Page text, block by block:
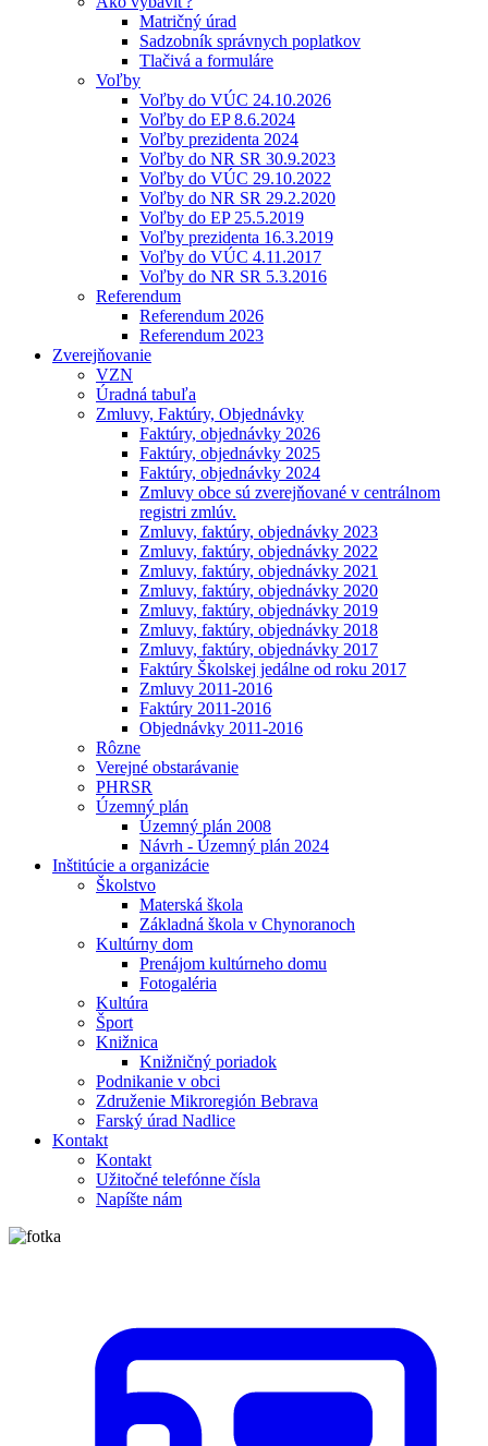
Matričný úrad
Sadzobník správnych poplatkov
Tlačivá a formuláre
Voľby
Voľby do VÚC 24.10.2026
Voľby do EP 8.6.2024
Voľby prezidenta 2024
Voľby do NR SR 30.9.2023
Voľby do VÚC 29.10.2022
Voľby do NR SR 29.2.2020
Voľby do EP 25.5.2019
Voľby prezidenta 16.3.2019
Voľby do VÚC 4.11.2017
Voľby do NR SR 5.3.2016
Referendum
Referendum 2026
Referendum 2023
Zverejňovanie
VZN
Úradná tabuľa
Zmluvy, Faktúry, Objednávky
Faktúry, objednávky 2026
Faktúry, objednávky 2025
Faktúry, objednávky 2024
Zmluvy obce sú zverejňované v centrálnom
registri zmlúv.
Zmluvy, faktúry, objednávky 2023
Zmluvy, faktúry, objednávky 2022
Zmluvy, faktúry, objednávky 2021
Zmluvy, faktúry, objednávky 2020
Zmluvy, faktúry, objednávky 2019
Zmluvy, faktúry, objednávky 2018
Zmluvy, faktúry, objednávky 2017
Faktúry Školskej jedálne od roku 2017
Zmluvy 2011-2016
Faktúry 2011-2016
Objednávky 2011-2016
Rôzne
Verejné obstarávanie
PHRSR
Územný plán
Územný plán 2008
Návrh - Územný plán 2024
Inštitúcie a organizácie
Školstvo
Materská škola
Základná škola v Chynoranoch
Kultúrny dom
Prenájom kultúrneho domu
Fotogaléria
Kultúra
Šport
Knižnica
Knižničný poriadok
Podnikanie v obci
Združenie Mikroregión Bebrava
Farský úrad Nadlice
Kontakt
Kontakt
Užitočné telefónne čísla
Napíšte nám